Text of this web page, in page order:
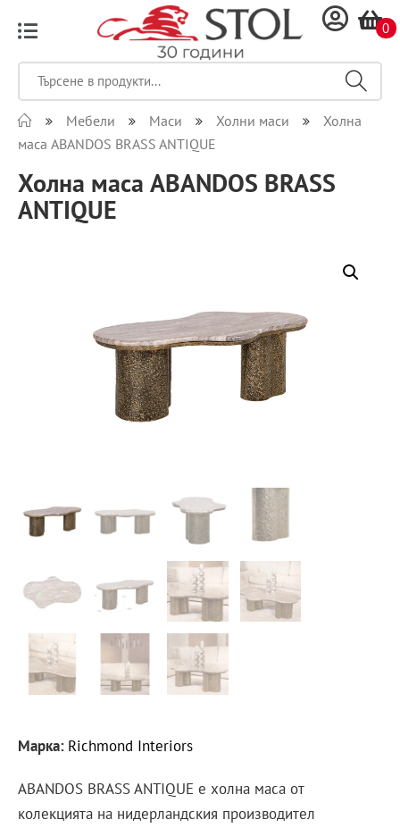
0
Мебели Маси Холни маси
Холна
маса ABANDOS BRASS ANTIQUE
Холна маса ABANDOS BRASS
ANTIQUE
Марка: Richmond Interiors
ABANDOS BRASS ANTIQUE е холна маса от
колекцията на нидерландския производител